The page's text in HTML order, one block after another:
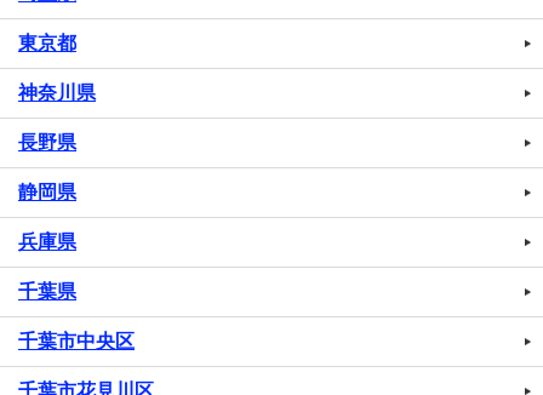
東京都
神奈川県
長野県
静岡県
兵庫県
千葉県
千葉市中央区
千葉市花見川区